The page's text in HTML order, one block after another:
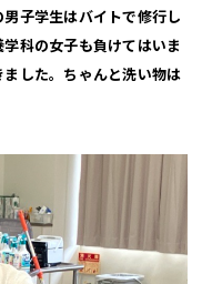
子学生はバイトで修行し
科の女子も負けてはいま
した。ちゃんと洗い物は